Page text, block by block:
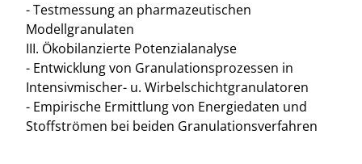
- Testmessung an pharmazeutischen
Modellgranulaten
III. Ökobilanzierte Potenzialanalyse
- Entwicklung von Granulationsprozessen in
Intensivmischer- u. Wirbelschichtgranulatoren
- Empirische Ermittlung von Energiedaten und
Stoffströmen bei beiden Granulationsverfahren